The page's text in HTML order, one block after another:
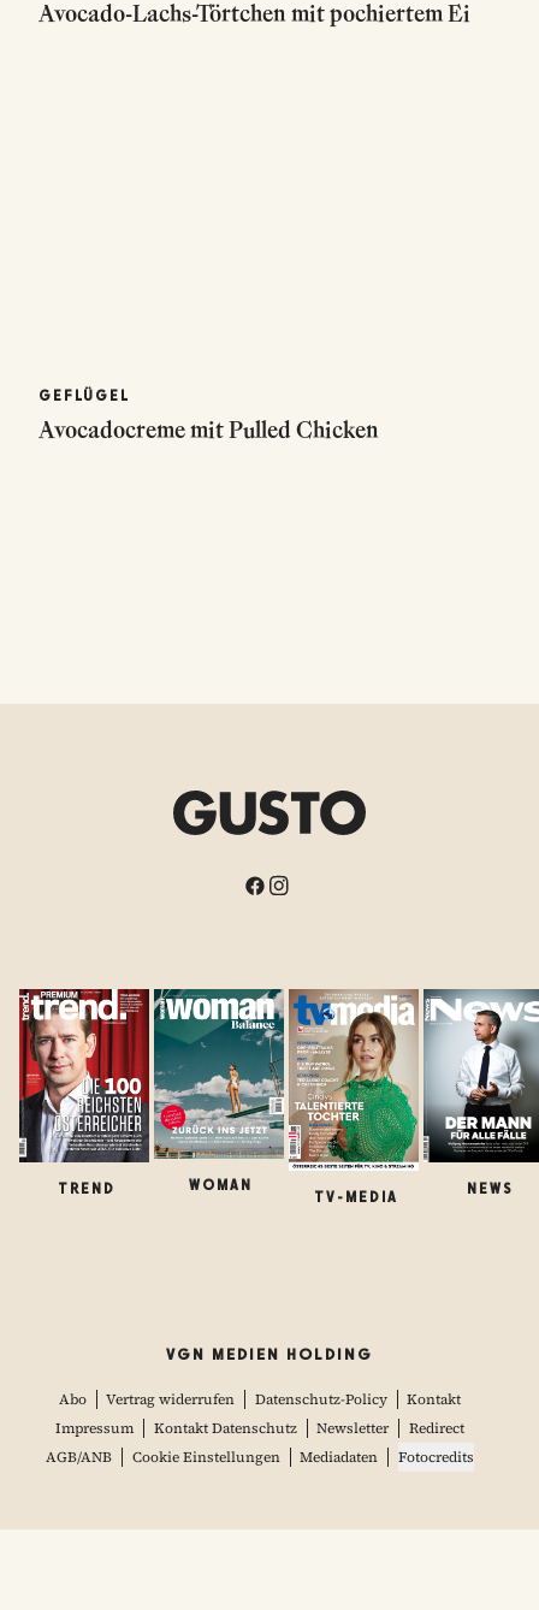
Avocado-Lachs-Törtchen mit pochiertem Ei
GEFLÜGEL
Avocadocreme mit Pulled Chicken
TREND WOMAN
TV-MEDIA
NEWS
VGN MEDIEN HOLDING
Abo Vertrag widerrufen Datenschutz-Policy
Kontakt
Impressum
Kontakt Datenschutz Newsletter
Redirect
AGB/ANB
Cookie Einstellungen Mediadaten Fotocredits